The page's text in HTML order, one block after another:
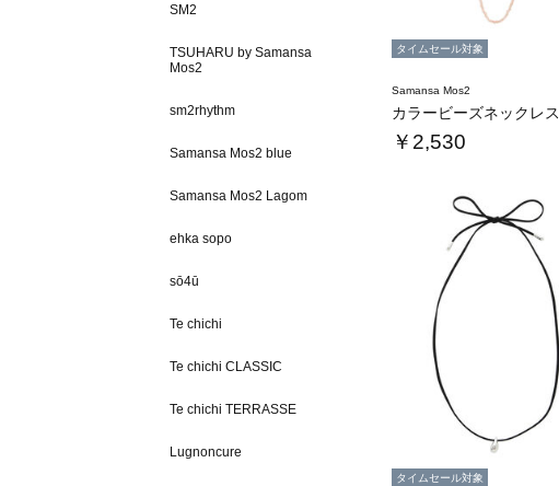
SM2
TSUHARU by Samansa
Mos2
sm2rhythm
Samansa Mos2 blue
Samansa Mos2 Lagom
ehka sopo
sō4ū
Te chichi
Te chichi CLASSIC
Te chichi TERRASSE
Lugnoncure
タイムセール対象
Samansa Mos2
カラービーズネックレス
￥2,530
タイムセール対象